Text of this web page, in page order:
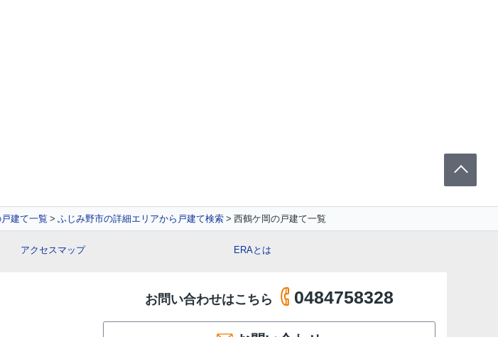
建て一覧 ふじみ野市の詳細エリアから戸建て検索 西鶴ケ岡の戸建て一覧
アクセスマップ ERAとは
お問い合わせはこちら 0484758328